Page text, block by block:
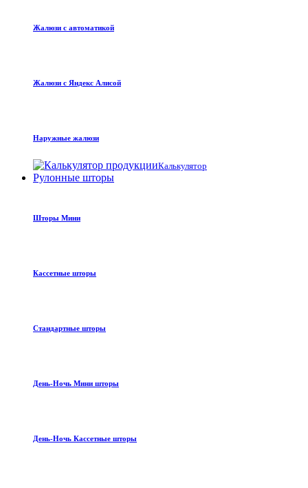
Жалюзи с автоматикой
Жалюзи с Яндекс Алисой
Наружные жалюзи
Калькулятор
Рулонные шторы
Шторы Мини
Кассетные шторы
Стандартные шторы
День-Ночь Мини шторы
День-Ночь Кассетные шторы